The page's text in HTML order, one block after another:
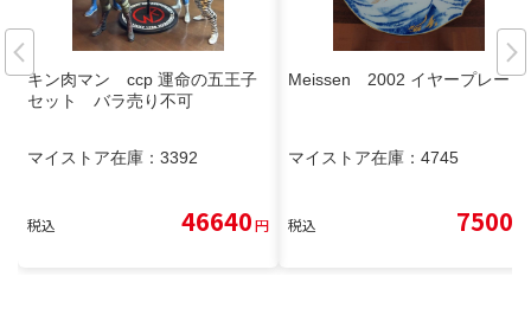
キン肉マン ccp 運命の五王子
セット バラ売り不可
マイストア在庫： 3392
税込 46640円
Meissen 2002 イヤープレート
マイストア在庫： 4745
税込 7500